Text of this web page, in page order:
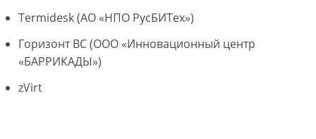
Termidesk (АО «НПО РусБИТех»)
Горизонт ВС (ООО «Инновационный центр
«БАРРИКАДЫ»)
zVirt